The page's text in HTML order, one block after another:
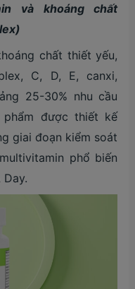
và khoáng chất
chất thiết yếu,
C, D, E, canxi,
25-30% nhu cầu
phẩm được thiết kế
giai đoạn kiểm soát
phổ biến